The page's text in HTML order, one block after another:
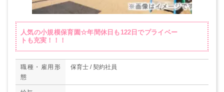
人気の小規模保育園☆年間休日も122日でプライベー
トも充実！！！
職種・雇用形
態
保育士 / 契約社員